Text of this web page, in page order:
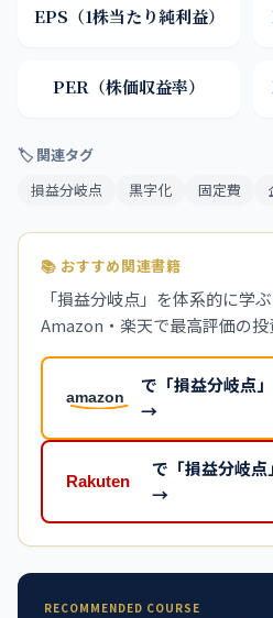
EPS（1株当たり純利益）
PER（株価収益率）
🏷 関連タグ
損益分岐点
黒字化 固定費
📚 おすすめ関連書籍
「損益分岐点」を体系的に学
Amazon・楽天で最高評価の投
で「損益分岐点
→
で「損益分岐
→
RECOMMENDED COURSE